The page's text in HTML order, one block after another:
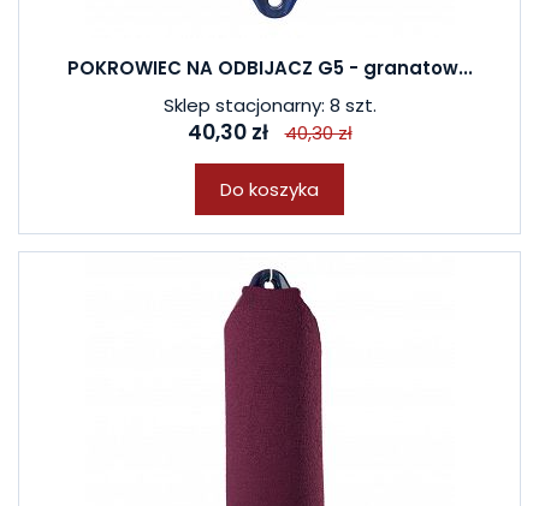
POKROWIEC NA ODBIJACZ G5 - granatow...
Sklep stacjonarny: 8 szt.
40,30 zł 40,30 zł
Do koszyka